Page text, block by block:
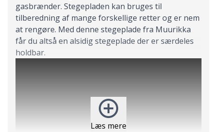
Læs mere
gasbrænder. Stegepladen kan bruges til
tilberedning af mange forskellige retter og er nem
at rengøre. Med denne stegeplade fra Muurikka
får du altså en alsidig stegeplade der er særdeles
holdbar.